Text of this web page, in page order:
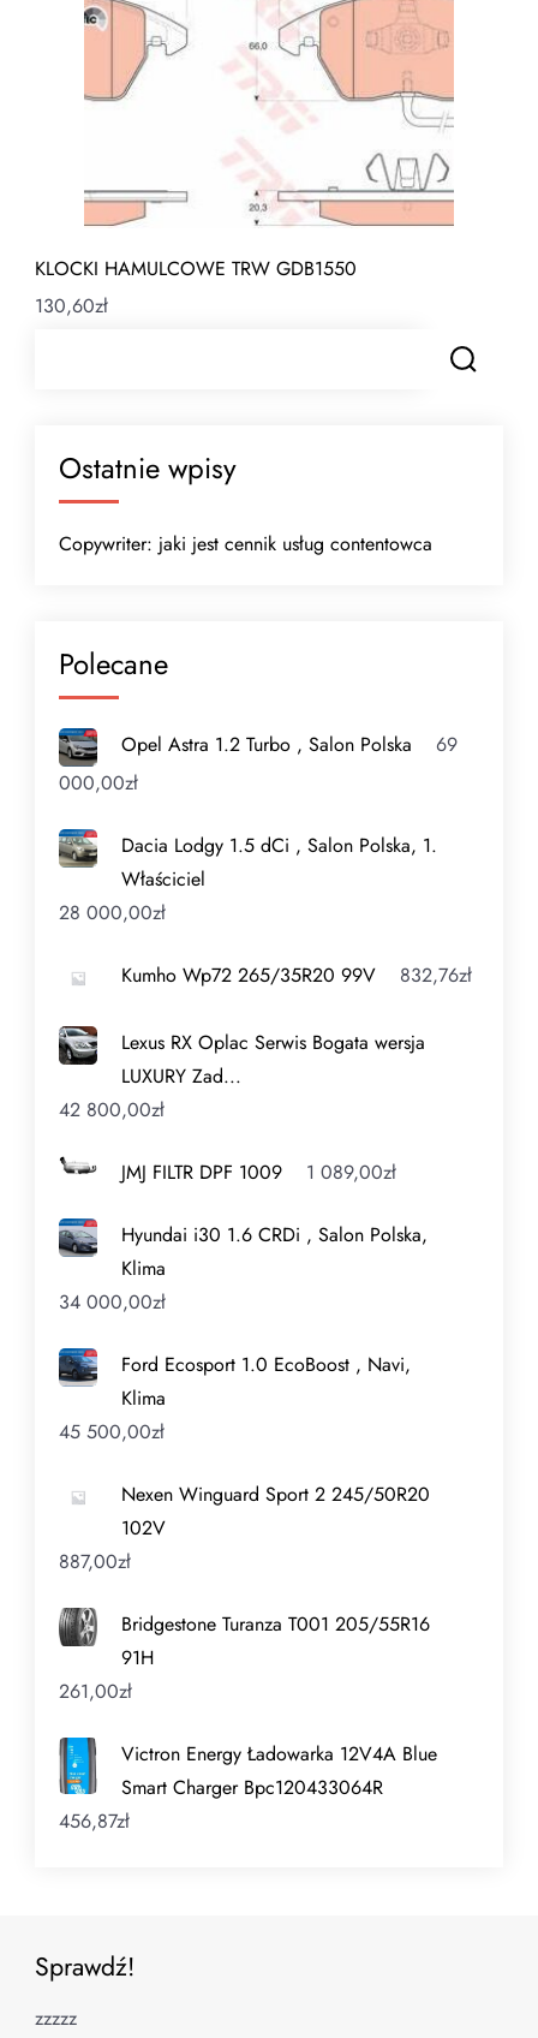
KLOCKI HAMULCOWE TRW GDB1550
130,60zł
Ostatnie wpisy
Copywriter: jaki jest cennik usług contentowca
Polecane
Opel Astra 1.2 Turbo , Salon Polska
69
000,00zł
Dacia Lodgy 1.5 dCi , Salon Polska, 1.
Właściciel
28 000,00zł
Kumho Wp72 265/35R20 99V 832,76zł
Lexus RX Oplac Serwis Bogata wersja
LUXURY Zad...
42 800,00zł
JMJ FILTR DPF 1009 1 089,00zł
Hyundai i30 1.6 CRDi , Salon Polska,
Klima
34 000,00zł
Ford Ecosport 1.0 EcoBoost , Navi,
Klima
45 500,00zł
Nexen Winguard Sport 2 245/50R20
102V
887,00zł
Bridgestone Turanza T001 205/55R16
91H
261,00zł
Victron Energy Ładowarka 12V4A Blue
Smart Charger Bpc120433064R
456,87zł
Sprawdź!
zzzzz